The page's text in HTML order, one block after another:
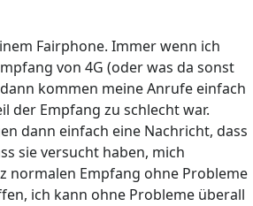
Fairphone. Immer wenn ich
von 4G (oder was da sonst
kommen meine Anrufe einfach
der Empfang zu schlecht war.
dann einfach eine Nachricht, dass
sie versucht haben, mich
normalen Empfang ohne Probleme
ich kann ohne Probleme überall